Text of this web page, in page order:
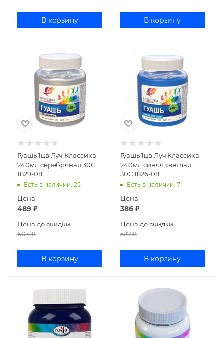
В корзину В корзину
Гуашь 1цв Луч Классика
240мл серебряная 30С
1829-08
Есть в наличии: 25
Цена
489 ₽
Цена до скидки
604₽
В корзину
Гуашь 1цв Луч Классика
240мл синяя светлая
30С 1826-08
Есть в наличии: 7
Цена
386₽
Цена до скидки
527₽
В корзину